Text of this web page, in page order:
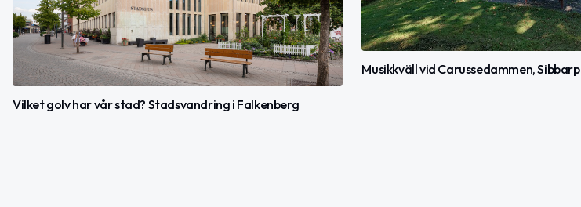
Vilket golv har vår stad? Stadsvandring i Falkenberg
Musikkväll vid Carussedammen, Sibbarp